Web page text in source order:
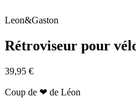
Leon&Gaston
Rétroviseur pour
39,95 €
Coup de ❤ de Léon